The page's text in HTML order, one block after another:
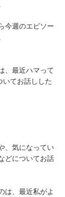
今週のエピソー
、最近ハマって
いてお話しした
、気になってい
どについてお話
は、最近私がよ